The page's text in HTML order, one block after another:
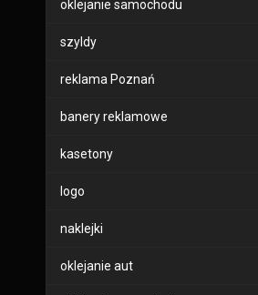
oklejanie samochodu
szyldy
reklama Poznań
banery reklamowe
kasetony
logo
naklejki
oklejanie aut